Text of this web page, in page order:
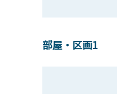
部屋・区画1